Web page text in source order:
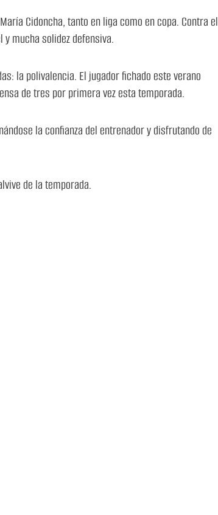
Cidoncha, tanto en liga como en copa. Contra el
mucha solidez defensiva.
la polivalencia. El jugador fichado este verano
de tres por primera vez esta temporada.
la confianza del entrenador y disfrutando de
de la temporada.